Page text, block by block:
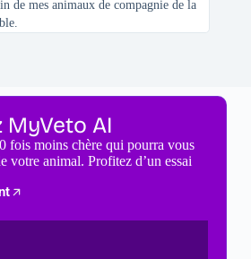
de mes animaux de compagnie de la
MyVeto AI
fois moins chère qui pourra vous
votre animal. Profitez d’un essai